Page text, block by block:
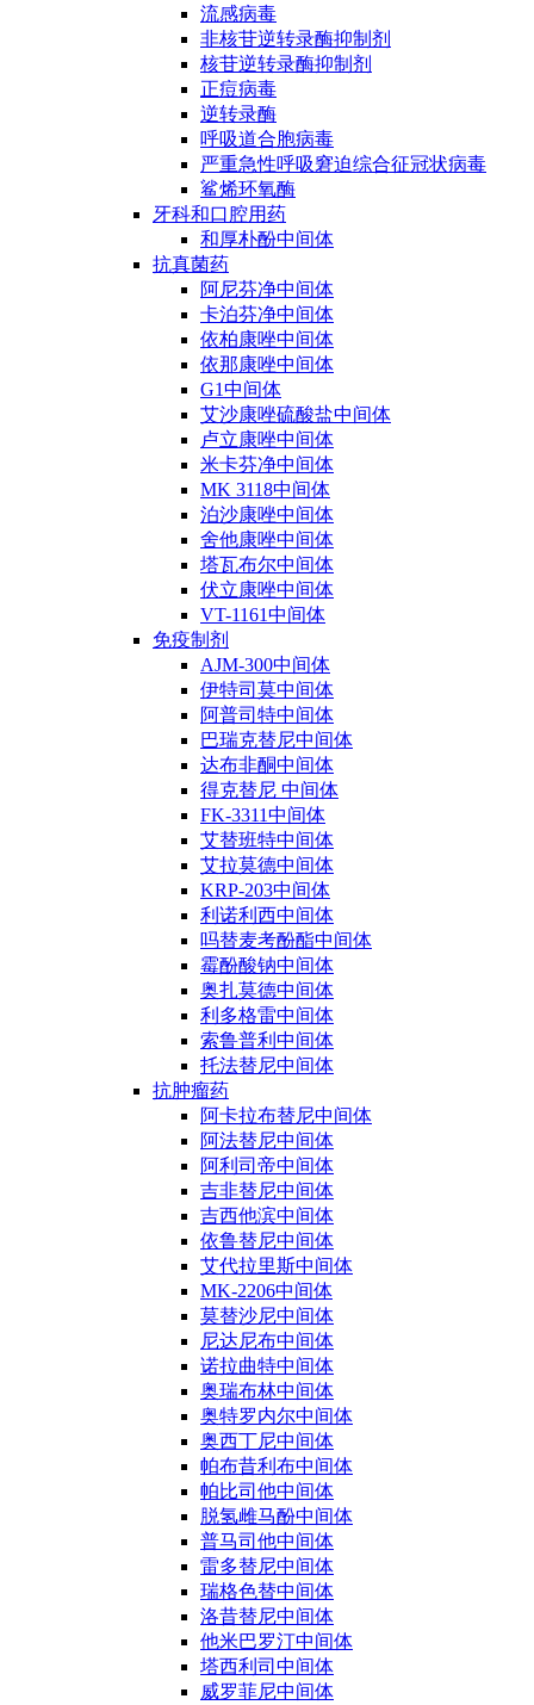
流感病毒
非核苷逆转录酶抑制剂
核苷逆转录酶抑制剂
正痘病毒
逆转录酶
呼吸道合胞病毒
严重急性呼吸窘迫综合征冠状病毒
鲨烯环氧酶
牙科和口腔用药
和厚朴酚中间体
抗真菌药
阿尼芬净中间体
卡泊芬净中间体
依柏康唑中间体
依那康唑中间体
G1中间体
艾沙康唑硫酸盐中间体
卢立康唑中间体
米卡芬净中间体
MK 3118中间体
泊沙康唑中间体
舍他康唑中间体
塔瓦布尔中间体
伏立康唑中间体
VT-1161中间体
免疫制剂
AJM-300中间体
伊特司莫中间体
阿普司特中间体
巴瑞克替尼中间体
达布非酮中间体
得克替尼 中间体
FK-3311中间体
艾替班特中间体
艾拉莫德中间体
KRP-203中间体
利诺利西中间体
吗替麦考酚酯中间体
霉酚酸钠中间体
奥扎莫德中间体
利多格雷中间体
索鲁普利中间体
托法替尼中间体
抗肿瘤药
阿卡拉布替尼中间体
阿法替尼中间体
阿利司帝中间体
吉非替尼中间体
吉西他滨中间体
依鲁替尼中间体
艾代拉里斯中间体
MK-2206中间体
莫替沙尼中间体
尼达尼布中间体
诺拉曲特中间体
奥瑞布林中间体
奥特罗内尔中间体
奥西丁尼中间体
帕布昔利布中间体
帕比司他中间体
脱氢雌马酚中间体
普马司他中间体
雷多替尼中间体
瑞格色替中间体
洛昔替尼中间体
他米巴罗汀中间体
塔西利司中间体
威罗菲尼中间体